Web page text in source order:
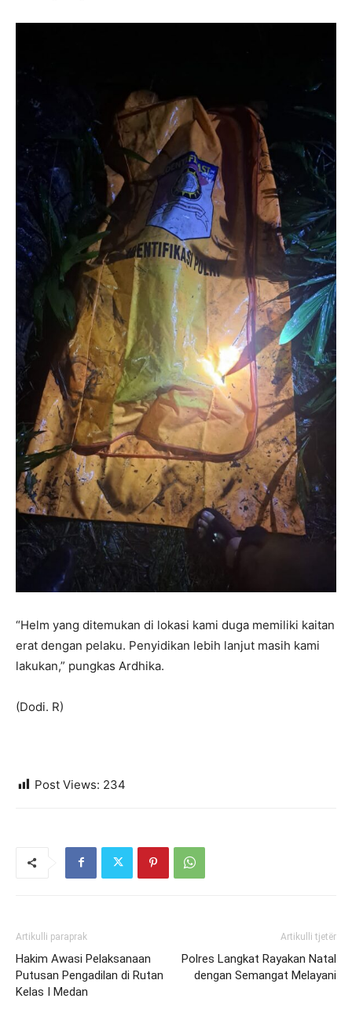
“Helm yang ditemukan di lokasi kami duga memiliki kaitan
erat dengan pelaku. Penyidikan lebih lanjut masih kami
lakukan,” pungkas Ardhika.
(Dodi. R)
Post Views: 234
Artikulli paraprak
Hakim Awasi Pelaksanaan
Putusan Pengadilan di Rutan
Kelas I Medan
Artikulli tjetër
Polres Langkat Rayakan Natal
dengan Semangat Melayani